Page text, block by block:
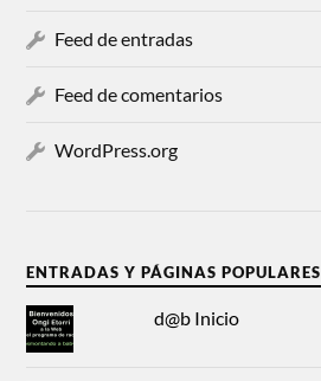
Feed de entradas
Feed de comentarios
WordPress.org
ENTRADAS Y PÁGINAS POPULARES
d@b Inicio